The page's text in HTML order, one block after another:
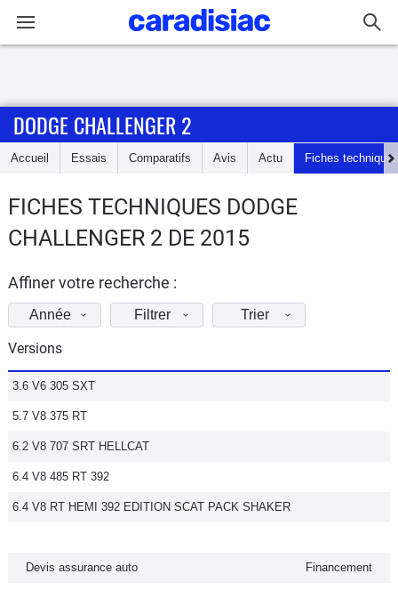
Accueil
Essais
d'achat
Electriques
Utilitaires
Flottes
Auto
Services
DODGE CHALLENGER 2
Accueil Essais Comparatifs Avis Actu Fiches techniques
FICHES TECHNIQUES DODGE
CHALLENGER 2 DE 2015
Affiner votre recherche :
Année Filtrer Trier
Versions
3.6 V6 305 SXT
5.7 V8 375 RT
6.2 V8 707 SRT HELLCAT
6.4 V8 485 RT 392
6.4 V8 RT HEMI 392 EDITION SCAT PACK SHAKER
Devis assurance auto Financement